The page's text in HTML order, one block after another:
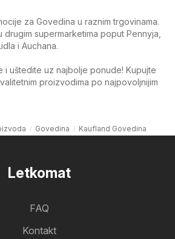
za Govedina u raznim trgovinama.
drugim supermarketima poput Pennyja,
i Auchana.
i uštedite uz najbolje ponude! Kupujte
proizvodima po najpovoljnijim
Govedina Kaufland Govedina
Letkomat
FAQ
Kontakt